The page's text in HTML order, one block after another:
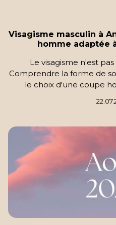
Visagisme masculin à
homme adaptée
Le visagisme n'est
Comprendre la forme de
le choix d'une coupe